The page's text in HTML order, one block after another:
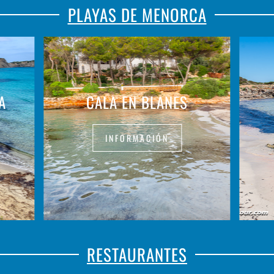
PLAYAS DE MENORCA
CALA EN BLANES
INFORMACIÓN
RESTAURANTES